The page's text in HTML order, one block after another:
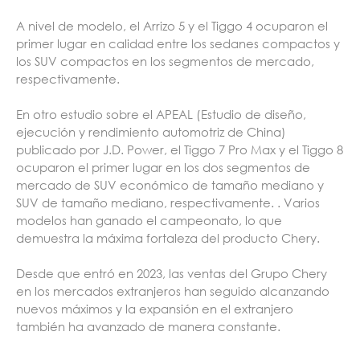
A nivel de modelo, el Arrizo 5 y el Tiggo 4 ocuparon el
primer lugar en calidad entre los sedanes compactos y
los SUV compactos en los segmentos de mercado,
respectivamente.
En otro estudio sobre el APEAL (Estudio de diseño,
ejecución y rendimiento automotriz de China)
publicado por J.D. Power, el Tiggo 7 Pro Max y el Tiggo 8
ocuparon el primer lugar en los dos segmentos de
mercado de SUV económico de tamaño mediano y
SUV de tamaño mediano, respectivamente. . Varios
modelos han ganado el campeonato, lo que
demuestra la máxima fortaleza del producto Chery.
Desde que entró en 2023, las ventas del Grupo Chery
en los mercados extranjeros han seguido alcanzando
nuevos máximos y la expansión en el extranjero
también ha avanzado de manera constante.